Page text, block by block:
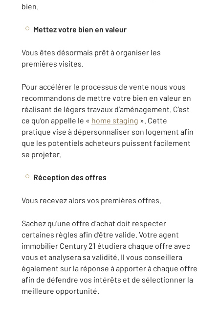
bien.
Mettez votre bien en valeur
Vous êtes désormais prêt à organiser les
premières visites.
Pour accélérer le processus de vente nous vous
recommandons de mettre votre bien en valeur en
réalisant de légers travaux d’aménagement. C’est
ce qu’on appelle le « home staging ». Cette
pratique vise à dépersonnaliser son logement afin
que les potentiels acheteurs puissent facilement
se projeter.
Réception des offres
Vous recevez alors vos premières offres.
Sachez qu’une offre d’achat doit respecter
certaines règles afin d’être valide. Votre agent
immobilier Century 21 étudiera chaque offre avec
vous et analysera sa validité. Il vous conseillera
également sur la réponse à apporter à chaque offre
afin de défendre vos intérêts et de sélectionner la
meilleure opportunité.